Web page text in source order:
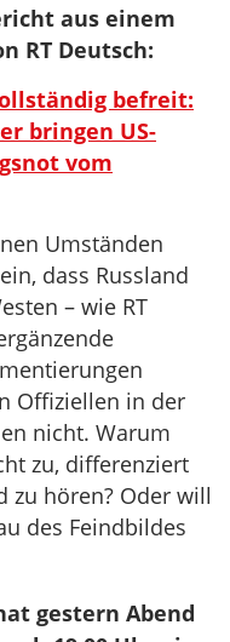
aus einem
RT Deutsch:
befreit:
bringen US-
vom
Umständen
dass Russland
– wie RT
Offiziellen in der
nicht. Warum
zu, differenziert
zu hören? Oder will
des Feindbildes
gestern Abend